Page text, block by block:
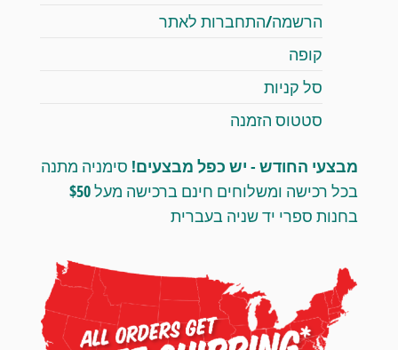
הרשמה/התחברות לאתר
קופה
סל קניות
סטטוס הזמנה
מבצעי החודש - יש כפל מבצעים! סימניה מתנה
בכל רכישה ומשלוחים חינם ברכישה מעל $50
בחנות ספרי יד שניה בעברית